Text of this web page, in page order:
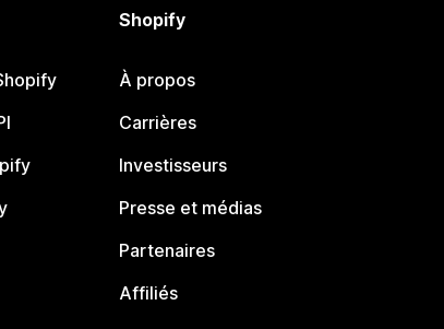
Shopify
À propos
Carrières
Investisseurs
Presse et médias
Partenaires
Affiliés